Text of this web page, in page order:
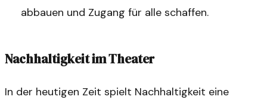
abbauen und Zugang für alle schaffen.
Nachhaltigkeit im Theater
In der heutigen Zeit spielt Nachhaltigkeit eine